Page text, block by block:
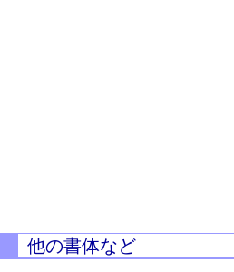
他の書体など